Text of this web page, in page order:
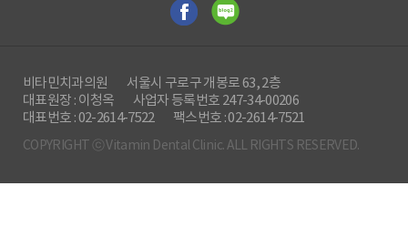
비타민치과의원
서울시 구로구 개봉로 63, 2층
대표원장 : 이청옥
사업자 등록번호 247-34-00206
대표번호 : 02-2614-7522
팩스번호 : 02-2614-7521
COPYRIGHT ⓒ Vitamin Dental Clinic. ALL RIGHTS RESERVED.